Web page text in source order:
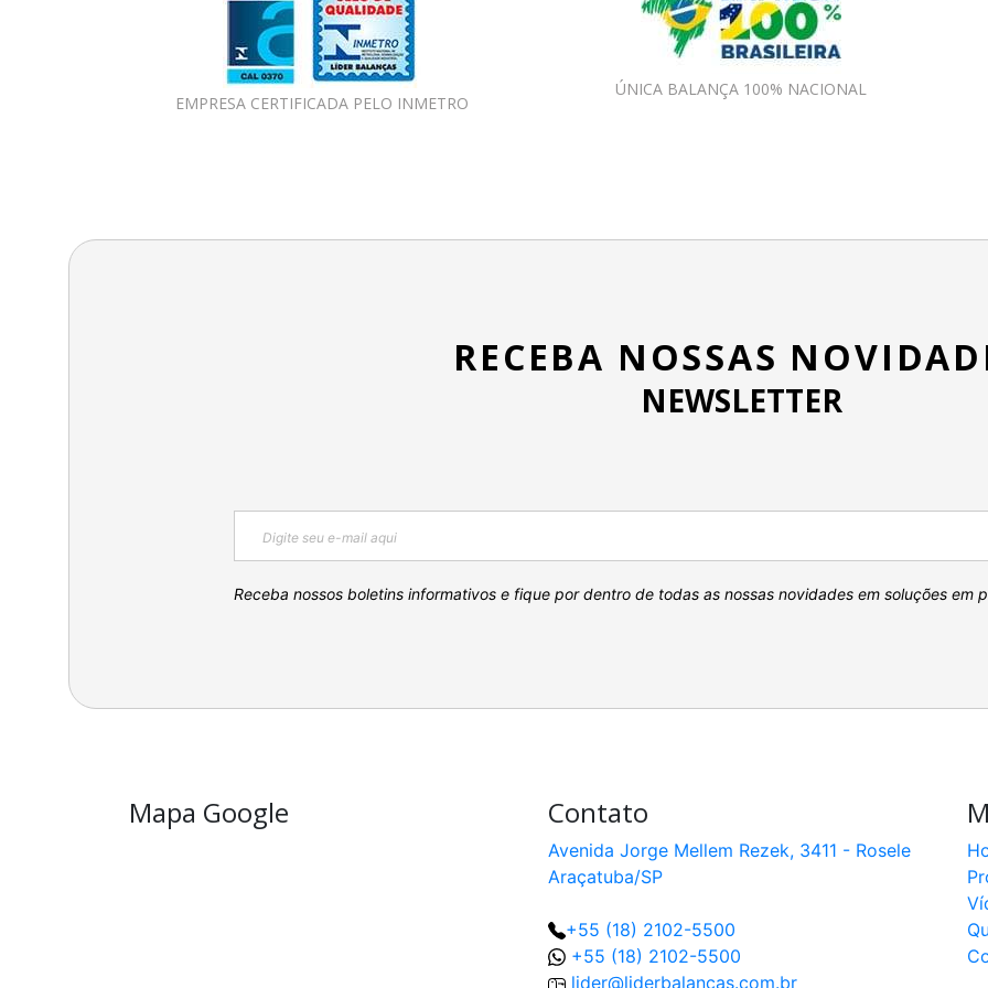
EMPRESA CERTIFICADA PELO INMETRO
ÚNICA BALANÇA 100% NACIONAL
RECEBA NOSSAS
NEWSLETTER
Receba nossos boletins informativos e fique por dentro de todas as nossas novidades em soluções em
Mapa Google Contato
Avenida Jorge Mellem Rezek, 3411 - Rosele
Araçatuba/SP
+55 (18) 2102-5500
+55 (18) 2102-5500
lider@liderbalancas.com.br